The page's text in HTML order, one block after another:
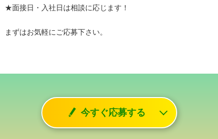
★面接日・入社日は相談に応じます！
まずはお気軽にご応募下さい。
今すぐ応募する